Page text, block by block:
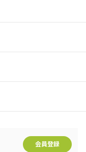
会員登録